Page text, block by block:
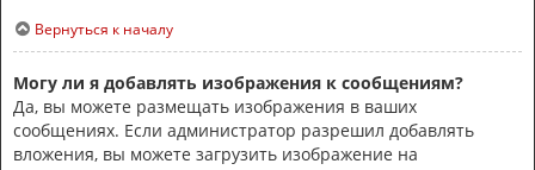
Вернуться к началу
Могу ли я добавлять изображения к сообщениям?
Да, вы можете размещать изображения в ваших
сообщениях. Если администратор разрешил добавлять
вложения, вы можете загрузить изображение на